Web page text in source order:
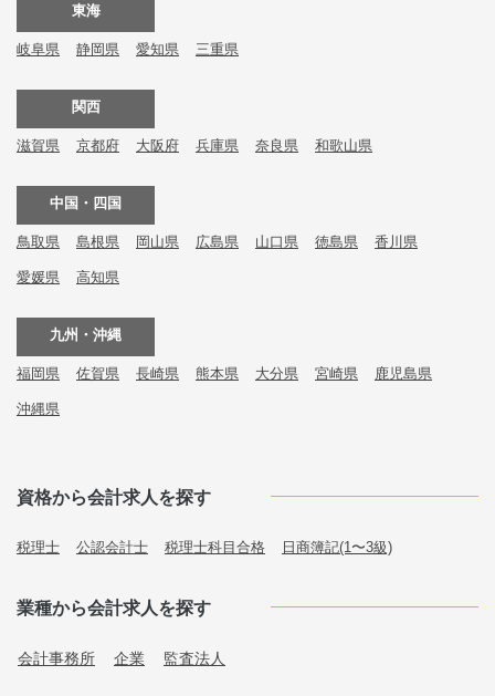
東海
岐阜県 静岡県 愛知県 三重県
関西
滋賀県 京都府 大阪府 兵庫県 奈良県 和歌山県
中国・四国
鳥取県 島根県 岡山県 広島県 山口県 徳島県 香川県
愛媛県 高知県
九州・沖縄
福岡県 佐賀県 長崎県 熊本県 大分県 宮崎県 鹿児島県
沖縄県
資格から会計求人を探す
税理士 公認会計士 税理士科目合格 日商簿記(1〜3級)
業種から会計求人を探す
会計事務所 企業 監査法人